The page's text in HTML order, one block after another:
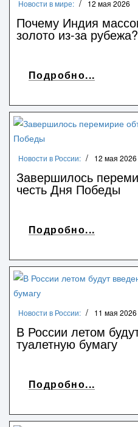
Новости в мире: 12 мая 2026
Почему Индия
золото из-за рубежа?
Подробно...
Новости в России: 12 мая 2026
Завершилось
честь Дня Победы
Подробно...
Новости в России: 11 мая 2026
В России летом
туалетную бумагу
Подробно...